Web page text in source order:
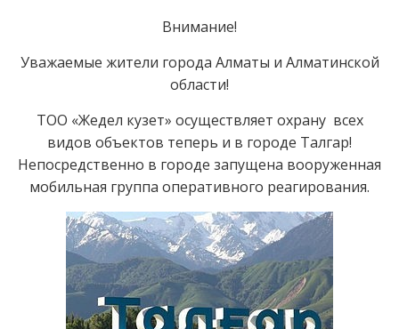
Внимание!
Уважаемые жители города Алматы и Алматинской
области!
ТОО «Жедел кузет» осуществляет охрану всех
видов объектов теперь и в городе Талгар!
Непосредственно в городе запущена вооруженная
мобильная группа оперативного реагирования.